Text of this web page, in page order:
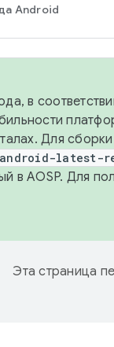
Android
в
Для сборки
android-latest-
в AOSP. Для
Эта страница